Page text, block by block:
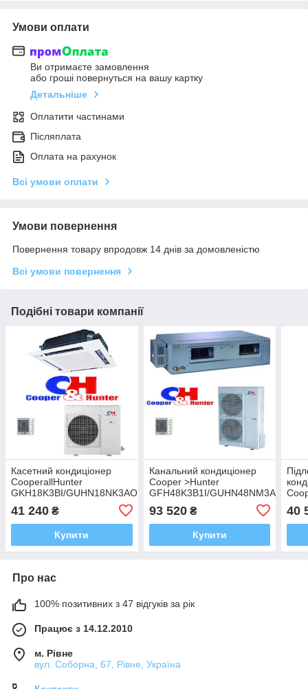
Умови оплати
Ви отримаєте замовлення
або гроші повернуться на вашу картку
Детальніше
Оплатити частинами
Післяплата
Оплата на рахунок
Всі умови оплати
Умови повернення
Повернення товару впродовж 14 днів за домовленістю
Всі умови повернення
Подібні товари компанії
Касетний кондиціонер
CooperallHunter
GKH18K3BI/GUHN18NK3AO
41 240 ₴
Купити
Канальний кондиціонер
Cooper >Hunter
GFH48K3B1I/GUHN48NM3A1O
93 520₴
Купити
40
Про нас
100% позитивних з 47 відгуків за рік
Працює з 14.12.2010
м. Рівне
вул. Соборна, 67, Рівне, Україна